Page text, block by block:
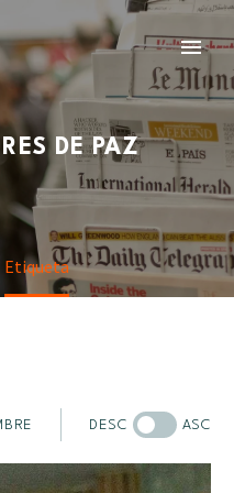
DE PAZ
Etiqueta
DESC ASC